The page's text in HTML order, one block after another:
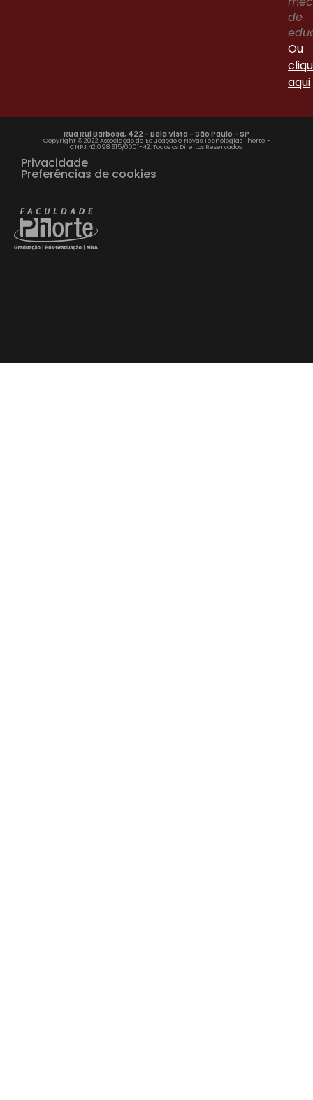
de
Ou
aqui
Rua Rui Barbosa, 422 - Bela Vista - São Paulo - SP
Copyright © 2022 Associação de Educação e Novas Tecnologias Phorte -
CNPJ:42.098.615/0001-42. Todos os Direitos Reservados.
Privacidade
Preferências de cookies